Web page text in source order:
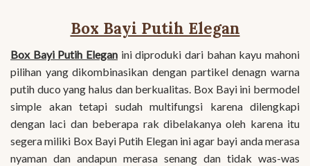
Box Bayi Putih Elegan
Box Bayi Putih Elegan ini diproduki dari bahan kayu mahoni
pilihan yang dikombinasikan dengan partikel denagn warna
putih duco yang halus dan berkualitas. Box Bayi ini bermodel
simple akan tetapi sudah multifungsi karena dilengkapi
dengan laci dan beberapa rak dibelakanya oleh karena itu
segera miliki Box Bayi Putih Elegan ini agar bayi anda merasa
nyaman dan andapun merasa senang dan tidak was-was